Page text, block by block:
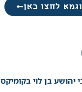
לחצו כאן
יהושע בן לוי בקומיקס